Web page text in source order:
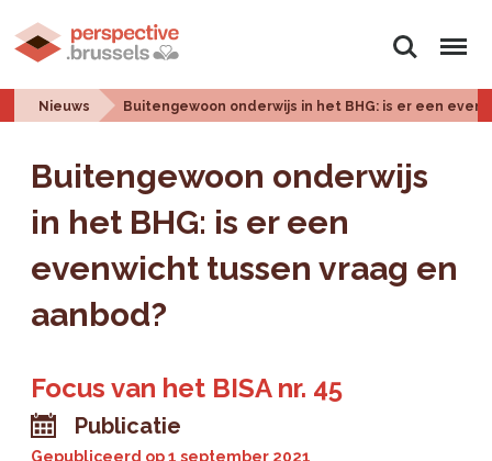
Zoeken Menu
Nieuws Buitengewoon onderwijs in het BHG: is er een
Buitengewoon onderwijs
in het BHG: is er een
evenwicht tussen vraag en
aanbod?
Focus van het BISA nr. 45
Publicatie
Gepubliceerd op1 september 2021